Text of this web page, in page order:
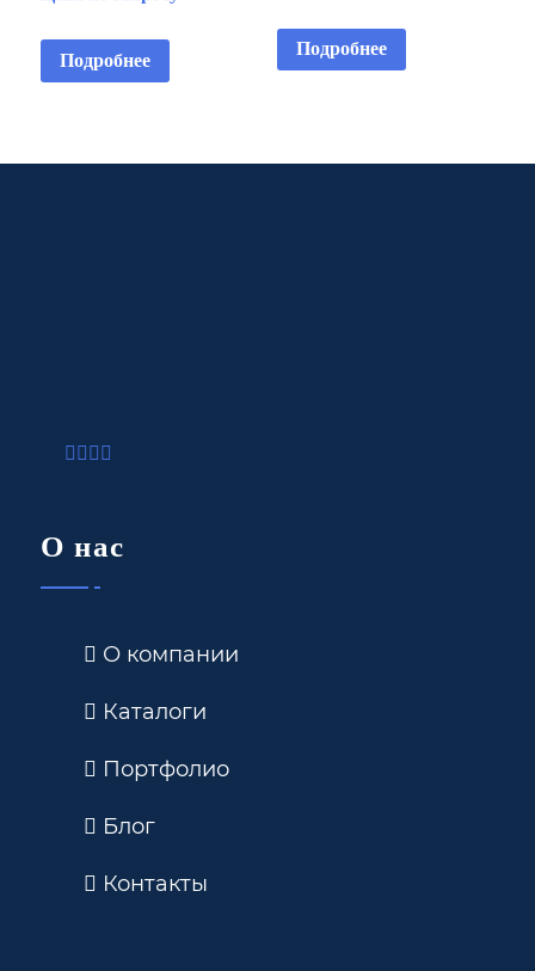
установка на
кронштейне
Подробнее
установка на
кронштейне
Подробнее
О нас
О компании
Каталоги
Портфолио
Блог
Контакты